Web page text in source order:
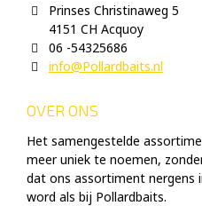
Prinses Christinaweg 5
4151 CH Acquoy
06 -54325686
info@Pollardbaits.nl
OVER ONS
Het samengestelde
meer uniek te noemen,
dat ons assortiment nergens
word als bij Pollardbaits.